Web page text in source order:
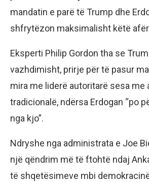
mandatin e parë të Trump dhe
shfrytëzon maksimalisht këtë
Eksperti Philip Gordon tha se
vazhdimisht, prirje për të pasur
mira me liderë autoritarë sesa me
tradicionalë, ndërsa Erdogan “po
nga kjo”.
Ndryshe nga administrata e Joe
një qëndrim më të ftohtë ndaj
të shqetësimeve mbi